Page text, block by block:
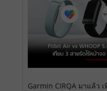
Garmin CIRQA มาแล้ว